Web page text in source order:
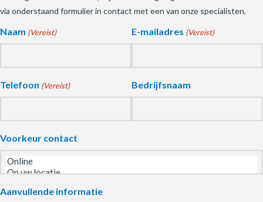
via onderstaand formulier in contact met een van onze specialisten.
Naam (Vereist) E-mailadres (Vereist)
Telefoon (Vereist) Bedrijfsnaam
Voorkeur contact
Aanvullende informatie